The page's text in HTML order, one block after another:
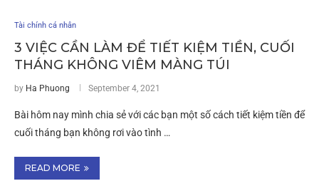
Tài chính cá nhân
3 VIỆC CẦN LÀM ĐỂ TIẾT KIỆM TIỀN, CUỐI
THÁNG KHÔNG VIÊM MÀNG TÚI
by Ha Phuong September 4, 2021
Bài hôm nay mình chia sẻ với các bạn một số cách tiết kiệm tiền để
cuối tháng bạn không rơi vào tình …
READ MORE